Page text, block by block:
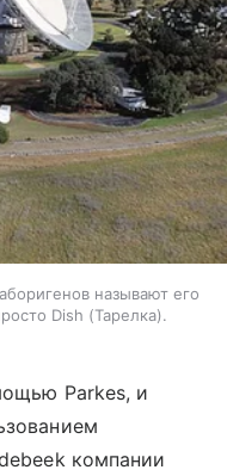
называют его
Dish (Тарелка).
Parkes, и
компании